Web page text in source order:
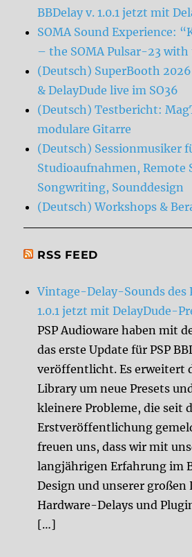
BBDelay v. 1.0.1 jetzt mit
SOMA Sound Experience:
– the SOMA Pulsar-23 with
(Deutsch) SuperBooth
& DelayDude live im SO36
(Deutsch) Testbericht:
modulare Gitarre
(Deutsch) Sessionmusiker
Studioaufnahmen, Remote
Songwriting, Sounddesign
(Deutsch) Workshops &
RSS FEED
Vintage-Delay-Sounds des
1.0.1 jetzt mit DelayDude-
PSP Audioware haben mit
das erste Update für PSP
veröffentlicht. Es erweitert
Library um neue Presets
kleinere Probleme, die seit
Erstveröffentlichung
freuen uns, dass wir mit
langjährigen Erfahrung im
Design und unserer großen
Hardware-Delays und
[…]